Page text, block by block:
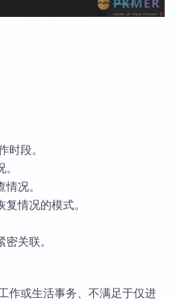
段。
况。
情况的模式。
关联。
作或生活事务、不满足于仅进